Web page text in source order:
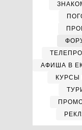
АФИША В
КУРСЫ